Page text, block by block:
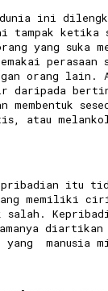
ini
tampak ketika
yang suka
orang lain.
daripada
membentuk
atau
itu
memiliki
salah.
yang manusia